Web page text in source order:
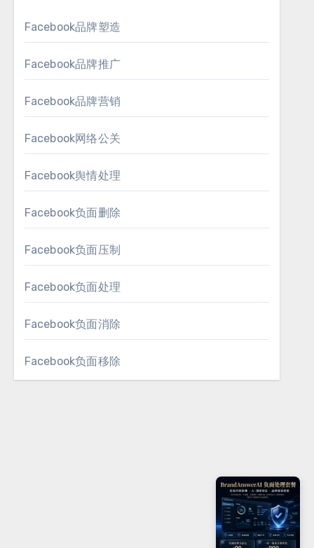
Facebook品牌塑造
Facebook品牌推广
Facebook品牌营销
Facebook网络公关
Facebook舆情处理
Facebook负面删除
Facebook负面压制
Facebook负面处理
Facebook负面消除
Facebook负面移除